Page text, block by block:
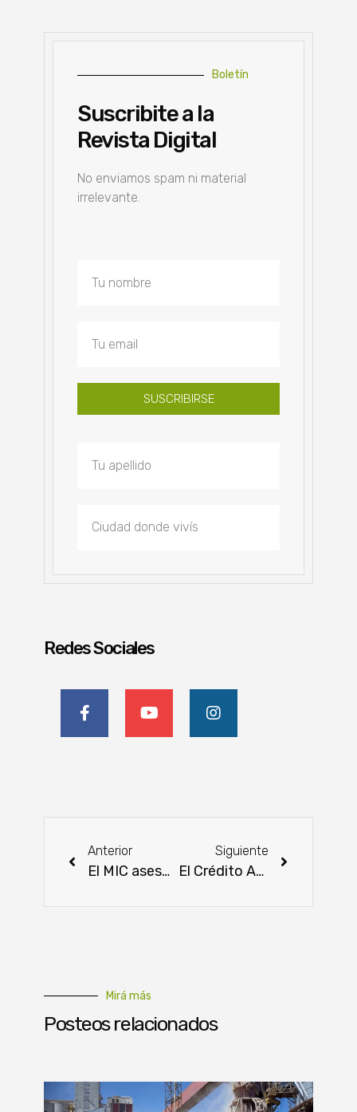
Boletín
Suscribite a la
Revista Digital
No enviamos spam ni material
irrelevante.
SUSCRIBIRSE
Redes Sociales
Anterior
El MIC asesoró financieramente entre 2021 y 2022 a 134 mipymes que adquirieron créditos
Siguiente
El Crédito Agrícola de Habilitación inauguró local propio en Mayor Otaño
Mirá más
Posteos relacionados